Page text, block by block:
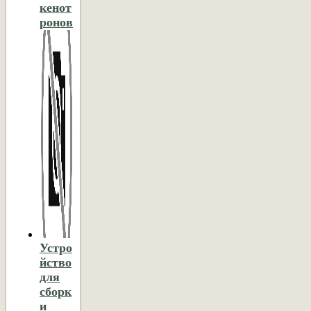
кенот
ронов
Устро
йство
для
сборк
и